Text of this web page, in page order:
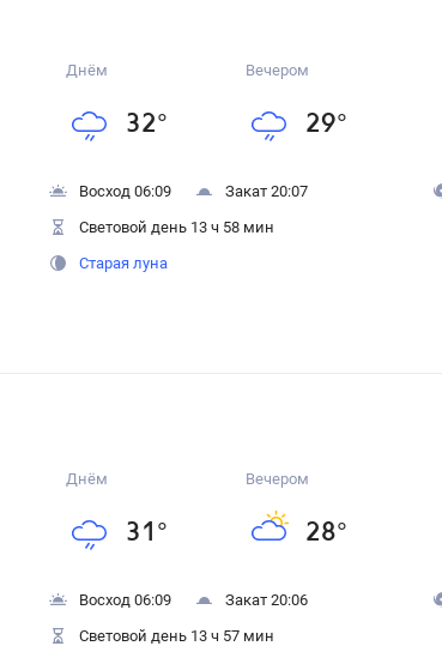
Днём
32°
Вечером
29°
Восход 06:09
Закат 20:07
Световой день 13 ч 58 мин
Старая луна
Днём
31 °
Вечером
28°
Восход 06:09
Закат 20:06
Световой день 13 ч 57 мин